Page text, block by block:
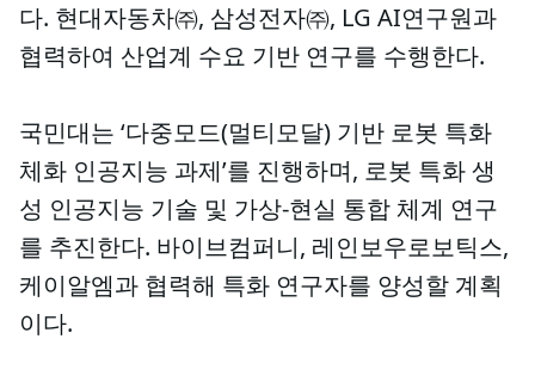
다. 현대자동차㈜, 삼성전자㈜, LG AI연구원과
협력하여 산업계 수요 기반 연구를 수행한다.
국민대는 ‘다중모드(멀티모달) 기반 로봇 특화
체화 인공지능 과제’를 진행하며, 로봇 특화 생
성 인공지능 기술 및 가상-현실 통합 체계 연구
를 추진한다. 바이브컴퍼니, 레인보우로보틱스,
케이알엠과 협력해 특화 연구자를 양성할 계획
이다.